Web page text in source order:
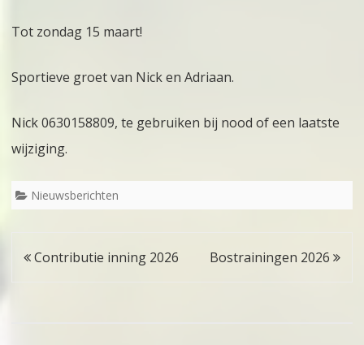
Tot zondag 15 maart!
Sportieve groet van Nick en Adriaan.
Nick 0630158809, te gebruiken bij nood of een laatste
wijziging.
Nieuwsberichten
Bericht
Contributie inning 2026 Bostrainingen 2026